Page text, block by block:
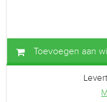
Toevoegen aan